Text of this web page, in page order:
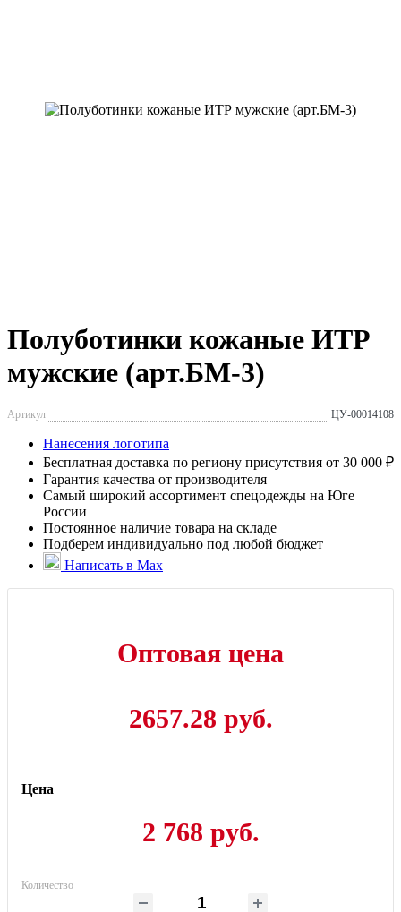
Полуботинки кожаные ИТР
мужские (арт.БМ-3)
Артикул ЦУ-00014108
Нанесения логотипа
Бесплатная доставка по региону присутствия от 30 000 ₽
Гарантия качества от производителя
Самый широкий ассортимент спецодежды на Юге
России
Постоянное наличие товара на складе
Подберем индивидуально под любой бюджет
Написать в Max
Оптовая цена
2657.28 руб.
Цена
2 768 руб.
Количество